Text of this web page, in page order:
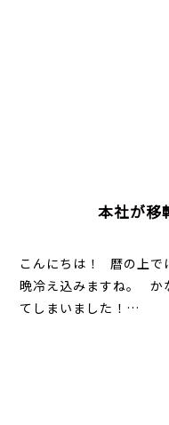
本社が移
こんにちは！ 暦の上で
晩冷え込みますね。 か
てしまいました！…